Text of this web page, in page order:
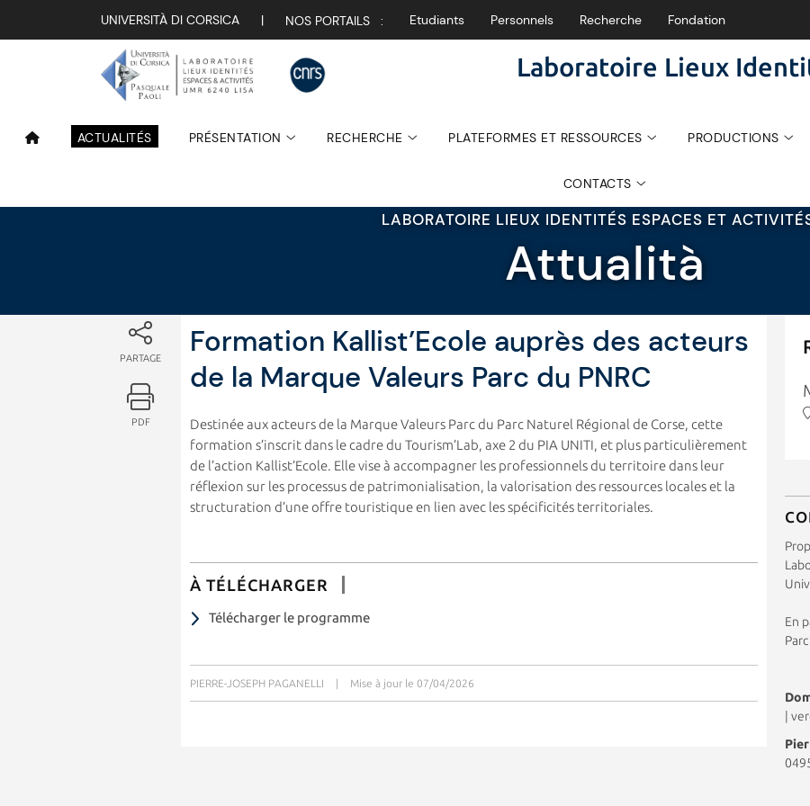
UNIVERSITÀ DI CORSICA | NOS PORTAILS : Etudiants Personnels Recherche Fondation
Laboratoire Lieux
ACTUALITÉS PRÉSENTATION RECHERCHE PLATEFORMES ET RESSOURCES PRODUCTIONS
CONTACTS
LABORATOIRE LIEUX IDENTITÉS ESPACES ET
Attualità
PARTAGE
PDF
Formation Kallist’Ecole auprès des acteurs
de la Marque Valeurs Parc du PNRC
Destinée aux acteurs de la Marque Valeurs Parc du Parc Naturel Régional de Corse, cette
formation s’inscrit dans le cadre du Tourism’Lab, axe 2 du PIA UNITI, et plus particulièrement
de l’action Kallist’Ecole. Elle vise à accompagner les professionnels du territoire dans leur
réflexion sur les processus de patrimonialisation, la valorisation des ressources locales et la
structuration d’une offre touristique en lien avec les spécificités territoriales.
À TÉLÉCHARGER
Télécharger le programme
PIERRE-JOSEPH PAGANELLI | Mise à jour le 07/04/2026
En